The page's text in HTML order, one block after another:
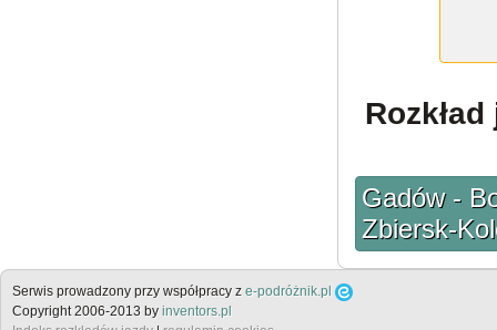
Gadów -
Zbiersk-
Serwis prowadzony przy współpracy z e-podróżnik.pl
Copyright 2006-2013 by inventors.pl